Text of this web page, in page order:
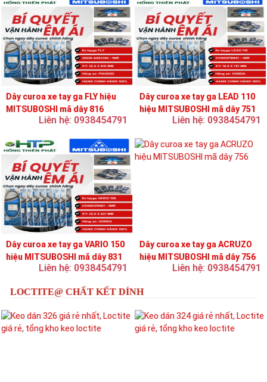
Dây curoa xe tay ga FLY hiệu
MITSUBOSHI mã dây 816
Liên hệ: 0938454791
Dây curoa xe tay ga LEAD 110
hiệu MITSUBOSHI mã dây 751
Liên hệ: 0938454791
Dây curoa xe tay ga VARIO 150
hiệu MITSUBOSHI mã dây 831
Liên hệ: 0938454791
Dây curoa xe tay ga ACRUZO
hiệu MITSUBOSHI mã dây 756
Liên hệ: 0938454791
LOCTITE@ CHẤT KẾT DÍNH